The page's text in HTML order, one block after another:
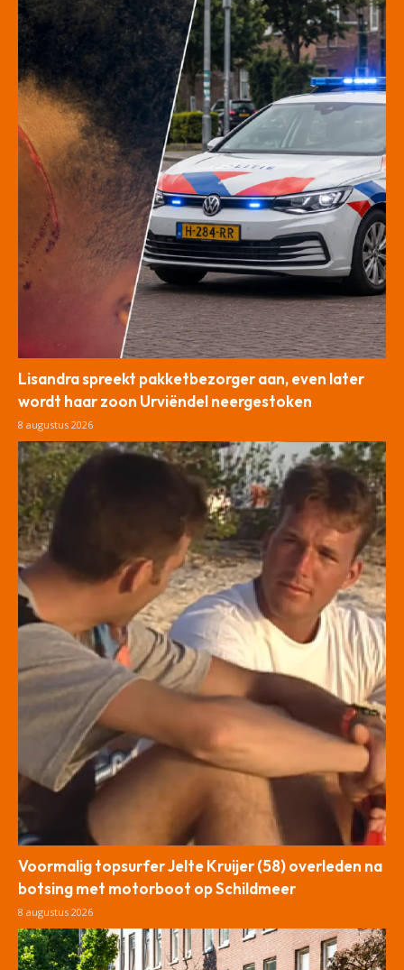
Lisandra spreekt pakketbezorger aan, even later
wordt haar zoon Urviëndel neergestoken
8 augustus 2026
Voormalig topsurfer Jelte Kruijer (58) overleden na
botsing met motorboot op Schildmeer
8 augustus 2026